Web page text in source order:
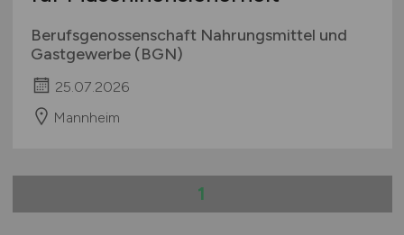
Berufsgenossenschaft Nahrungsmittel und
Gastgewerbe (BGN)
25.07.2026
Mannheim
1